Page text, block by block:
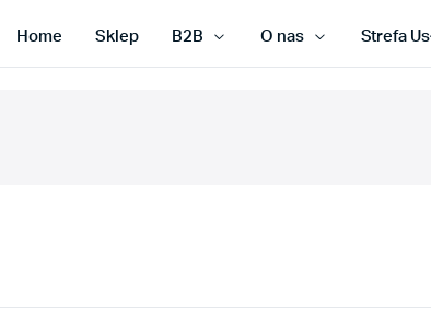
Home Sklep B2B O nas Strefa